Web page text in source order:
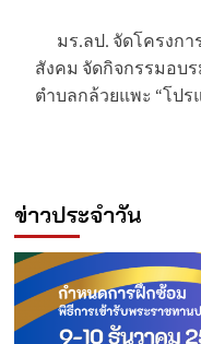
มร.ลป. จัดโครงก
สังคม จัดกิจกรรมอบ
ตำบลกล้วยแพะ “โป
ข่าวประจำวัน